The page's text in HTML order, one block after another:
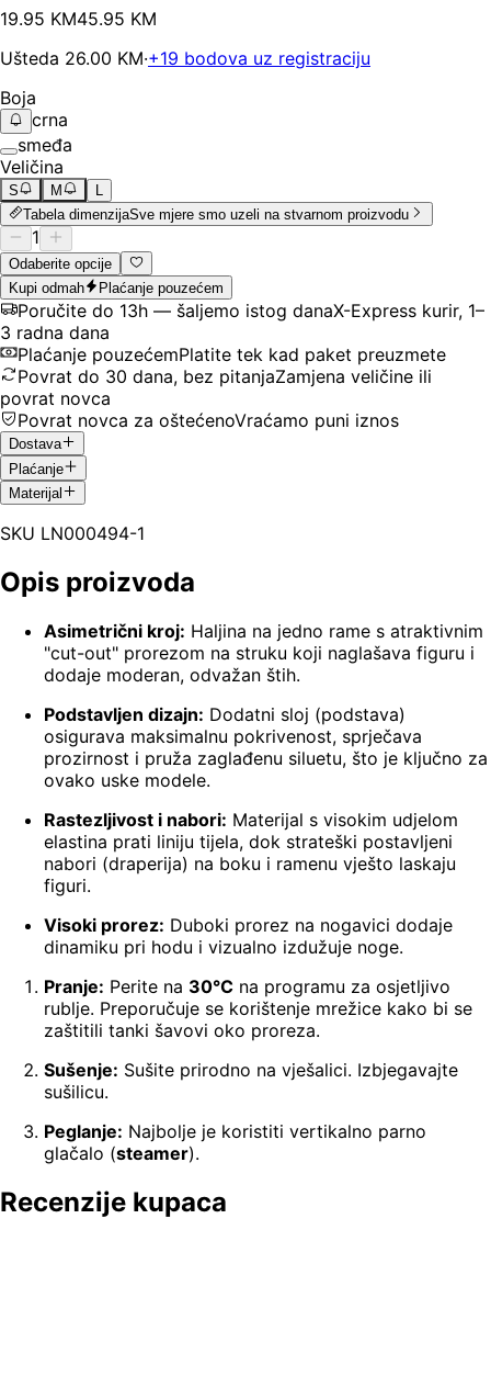
19.95 KM45.95 KM
Ušteda 26.00 KM·+19 bodova uz registraciju
Boja
crna
smeđa
Veličina
S M
Tabela dimenzijaSve mjere smo uzeli na stvarnom proizvodu
1
Odaberite opcije
Kupi odmah
Plaćanje pouzećem
Poručite do 13h — šaljemo istog danaX-Express kurir, 1–
3 radna dana
Plaćanje pouzećemPlatite tek kad paket preuzmete
Povrat do 30 dana, bez pitanjaZamjena veličine ili
povrat novca
Povrat novca za oštećenoVraćamo puni iznos
Dostava
Plaćanje
Materijal
SKU LN000494-1
Opis proizvoda
Asimetrični kroj: Haljina na jedno rame s atraktivnim
"cut-out" prorezom na struku koji naglašava figuru i
dodaje moderan, odvažan štih.
Podstavljen dizajn: Dodatni sloj (podstava)
osigurava maksimalnu pokrivenost, sprječava
prozirnost i pruža zaglađenu siluetu, što je ključno za
ovako uske modele.
Rastezljivost i nabori: Materijal s visokim udjelom
elastina prati liniju tijela, dok strateški postavljeni
nabori (draperija) na boku i ramenu vješto laskaju
figuri.
Visoki prorez: Duboki prorez na nogavici dodaje
dinamiku pri hodu i vizualno izdužuje noge.
Pranje: Perite na 30°C na programu za osjetljivo
rublje. Preporučuje se korištenje mrežice kako bi se
zaštitili tanki šavovi oko proreza.
Sušenje: Sušite prirodno na vješalici. Izbjegavajte
sušilicu.
Peglanje: Najbolje je koristiti vertikalno parno
glačalo (steamer).
Recenzije kupaca